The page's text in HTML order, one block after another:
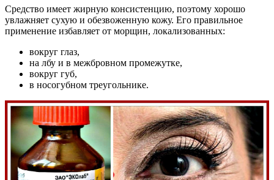
Средство имеет жирную консистенцию, поэтому хорошо
увлажняет сухую и обезвоженную кожу. Его правильное
применение избавляет от морщин, локализованных:
вокруг глаз,
на лбу и в межбровном промежутке,
вокруг губ,
в носогубном треугольнике.